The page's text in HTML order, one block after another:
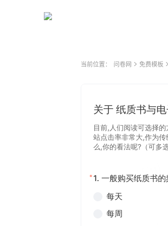
当前位置： 问卷网 免费模板